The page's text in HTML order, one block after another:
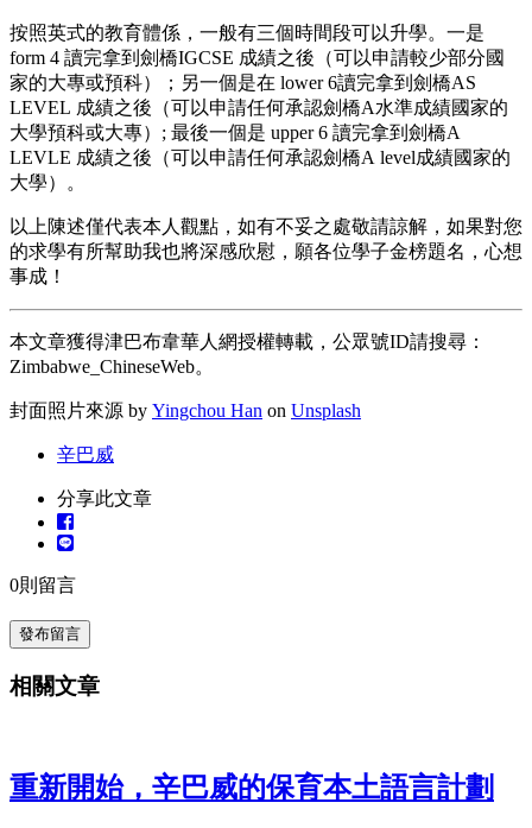
按照英式的教育體係，一般有三個時間段可以升學。一是
form 4 讀完拿到劍橋IGCSE 成績之後（可以申請較少部分國
家的大專或預科）；另一個是在 lower 6讀完拿到劍橋AS
LEVEL 成績之後（可以申請任何承認劍橋A水準成績國家的
大學預科或大專）; 最後一個是 upper 6 讀完拿到劍橋A
LEVLE 成績之後（可以申請任何承認劍橋A level成績國家的
大學）。
以上陳述僅代表本人觀點，如有不妥之處敬請諒解，如果對您
的求學有所幫助我也將深感欣慰，願各位學子金榜題名，心想
事成！
本文章獲得津巴布韋華人網授權轉載，公眾號ID請搜尋：
Zimbabwe_ChineseWeb。
封面照片來源 by Yingchou Han on Unsplash
辛巴威
分享此文章
0則留言
發布留言
相關文章
重新開始，辛巴威的保育本土語言計劃